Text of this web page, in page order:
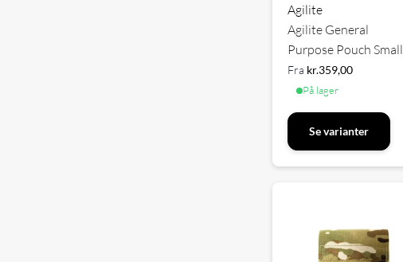
Agilite
Agilite General
Purpose Pouch Small
Fra kr.359,00
På lager
Se varianter